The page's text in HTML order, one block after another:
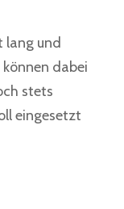
lang und
dabei
stets
eingesetzt